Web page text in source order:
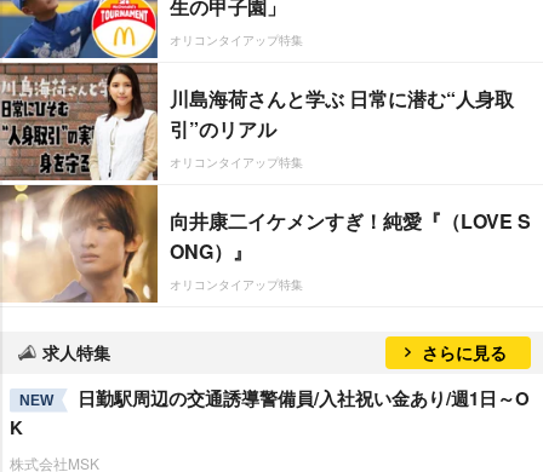
生の甲子園」
オリコンタイアップ特集
川島海荷さんと学ぶ 日常に潜む“人身取
引”のリアル
オリコンタイアップ特集
向井康二イケメンすぎ！純愛『（LOVE S
ONG）』
オリコンタイアップ特集
求人特集 さらに見る
NEW
日勤駅周辺の交通誘導警備員/入社祝い金あり/週1日～O
K
株式会社MSK